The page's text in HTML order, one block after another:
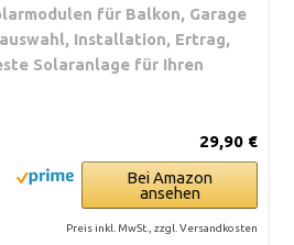
für Balkon, Garage
Installation, Ertrag,
Solaranlage für Ihren
29,90 €
Bei Amazon
ansehen
Preis inkl. MwSt., zzgl. Versandkosten